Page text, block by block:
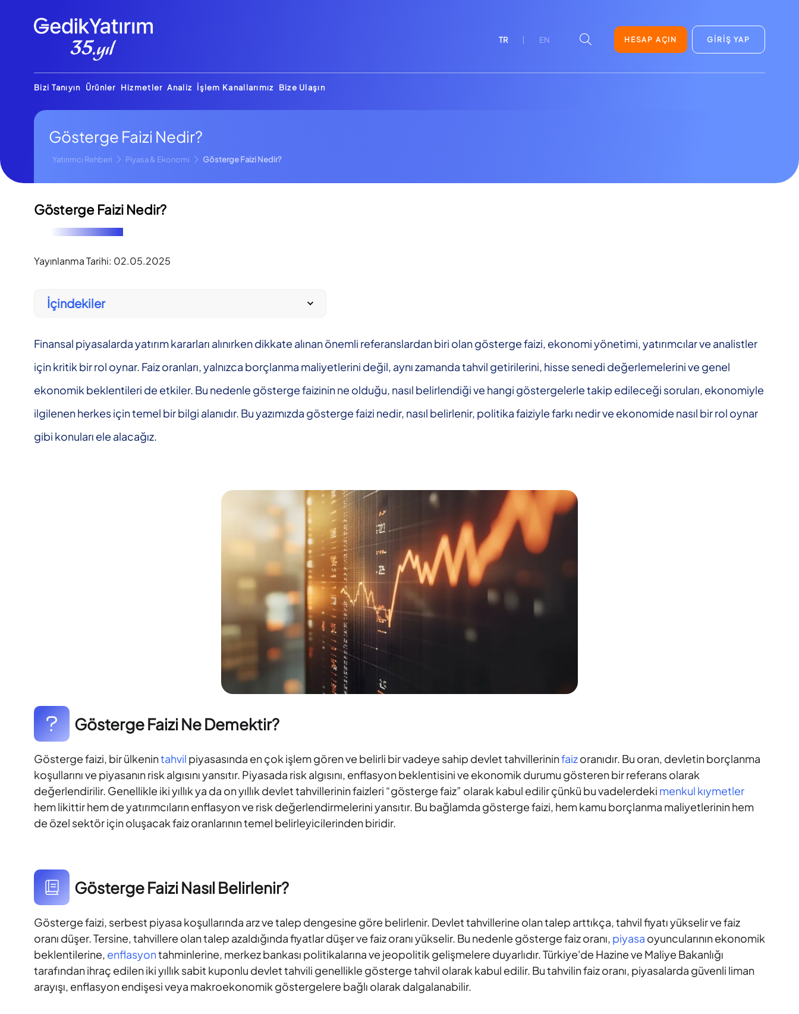
TR EN HESAP AÇIN GİRİŞ YAP
Bizi Tanıyın Ürünler Hizmetler Analiz İşlem Kanallarımız Bize Ulaşın
Gösterge Faizi Nedir?
Yatırımcı Rehberi Piyasa & Ekonomi Gösterge Faizi Nedir?
Gösterge Faizi Nedir?
Yayınlanma Tarihi: 02.05.2025
İçindekiler
Finansal piyasalarda yatırım kararları alınırken dikkate alınan önemli referanslardan biri olan gösterge faizi, ekonomi yönetimi, yatırımcılar ve analistler
için kritik bir rol oynar. Faiz oranları, yalnızca borçlanma maliyetlerini değil, aynı zamanda tahvil getirilerini, hisse senedi değerlemelerini ve genel
ekonomik beklentileri de etkiler. Bu nedenle gösterge faizinin ne olduğu, nasıl belirlendiği ve hangi göstergelerle takip edileceği soruları, ekonomiyle
ilgilenen herkes için temel bir bilgi alanıdır. Bu yazımızda gösterge faizi nedir, nasıl belirlenir, politika faiziyle farkı nedir ve ekonomide nasıl bir rol oynar
gibi konuları ele alacağız.
Gösterge Faizi Ne Demektir?
Gösterge faizi, bir ülkenintahvil piyasasında en çok işlem gören ve belirli bir vadeye sahip devlet tahvillerininfaizoranıdır. Bu oran, devletin borçlanma
koşullarını ve piyasanın risk algısını yansıtır. Piyasada risk algısını, enflasyon beklentisini ve ekonomik durumu gösteren bir referans olarak
değerlendirilir. Genellikle iki yıllık ya da on yıllık devlet tahvillerinin faizleri “gösterge faiz” olarak kabul edilir çünkü bu vadelerdeki menkul kıymetler
hem likittir hem de yatırımcıların enflasyon ve risk değerlendirmelerini yansıtır. Bu bağlamda gösterge faizi, hem kamu borçlanma maliyetlerinin hem
de özel sektör için oluşacak faiz oranlarının temel belirleyicilerinden biridir.
Gösterge Faizi Nasıl Belirlenir?
Gösterge faizi, serbest piyasa koşullarında arz ve talep dengesine göre belirlenir. Devlet tahvillerine olan talep arttıkça, tahvil fiyatı yükselir ve faiz
oranı düşer. Tersine, tahvillere olan talep azaldığında fiyatlar düşer ve faiz oranı yükselir. Bu nedenle gösterge faiz oranı, piyasa oyuncularının ekonomik
beklentilerine, enflasyontahminlerine, merkez bankası politikalarına ve jeopolitik gelişmelere duyarlıdır. Türkiye'de Hazine ve Maliye Bakanlığı
tarafından ihraç edilen iki yıllık sabit kuponlu devlet tahvili genellikle gösterge tahvil olarak kabul edilir. Bu tahvilin faiz oranı, piyasalarda güvenli liman
arayışı, enflasyon endişesi veya makroekonomik göstergelere bağlı olarak dalgalanabilir.